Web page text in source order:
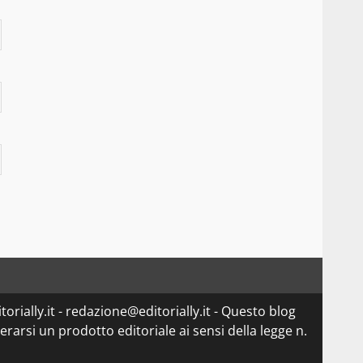
- redazione@editorially.it - Questo blog
un prodotto editoriale ai sensi della legge n.